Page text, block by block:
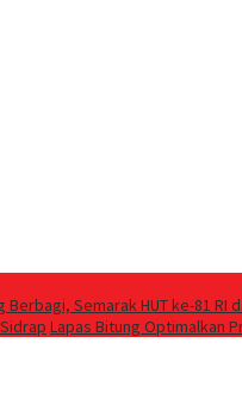
Berbagi, Semarak HUT ke-81 RI
Lapas Bitung Optimalkan